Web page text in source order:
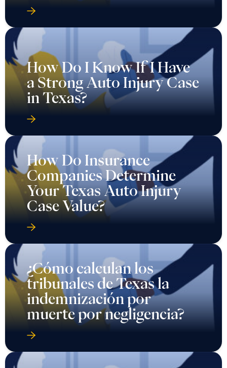
How Do I Know If I Have
a Strong Auto Injury Case
in Texas?
How Do Insurance
Companies Determine
Your Texas Auto Injury
Case Value?
¿Cómo calculan los
tribunales de Texas la
indemnización por
muerte por negligencia?